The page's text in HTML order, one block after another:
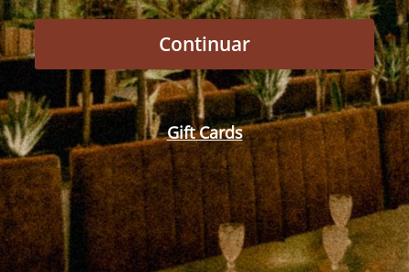
Continuar
Gift Cards